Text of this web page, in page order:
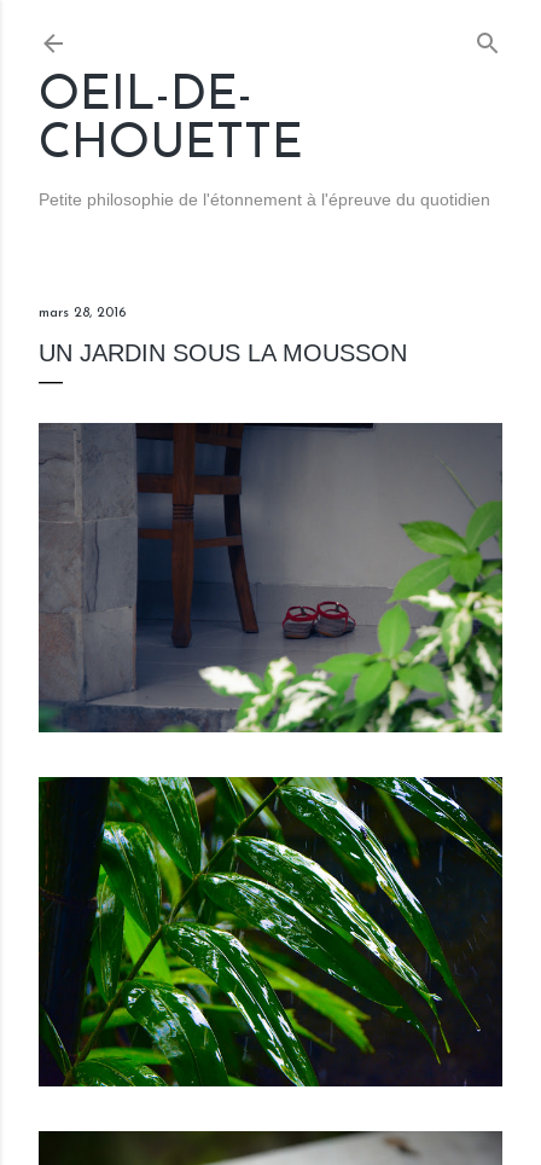
OEIL-DE-
CHOUETTE
Petite philosophie de l'étonnement à l'épreuve du quotidien
mars 28, 2016
UN JARDIN SOUS LA MOUSSON